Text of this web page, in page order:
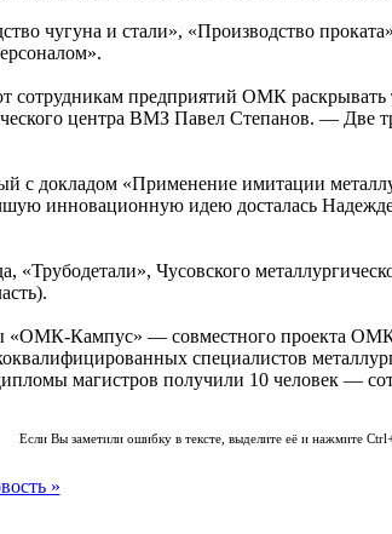
чугуна и стали», «Производство
сотрудникам предприятий ОМК раскрывать
центра ВМЗ Павел Степанов. — Две
докладом «Применение имитации
инновационную идею досталась
«Трубодетали», Чусовского
«ОМК-Кампус» — совместного проекта
специалистов
магистров получили 10 человек —
Если Вы заметили ошибку в тексте, выделите её и нажмите
»